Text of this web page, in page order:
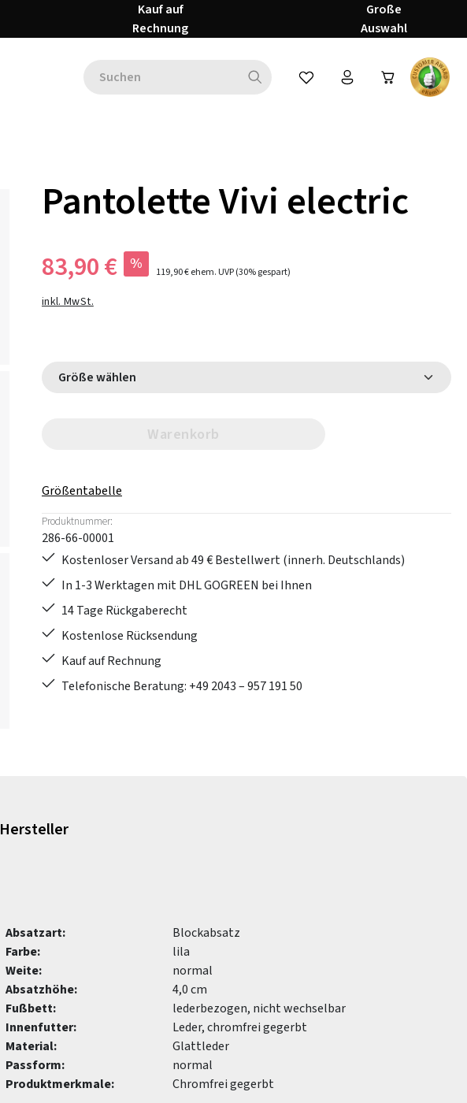
Kauf auf
Rechnung
Große
Auswahl
Du hast 0 Produkte auf dem
Pantolette Vivi electric
83,90 € % 119,90 €ehem. UVP(30% gespart)
inkl. MwSt.
Größe wählen
Warenkorb
Größentabelle
Produktnummer:
286-66-00001
Kostenloser Versand ab 49 € Bestellwert (innerh. Deutschlands)
In 1-3 Werktagen mit DHL GOGREEN bei Ihnen
14 Tage Rückgaberecht
Kostenlose Rücksendung
Kauf auf Rechnung
Telefonische Beratung: +49 2043 – 957 191 50
Hersteller
Absatzart:
Blockabsatz
Farbe:
lila
Weite:
normal
Absatzhöhe:
4,0 cm
Fußbett:
lederbezogen, nicht wechselbar
Innenfutter:
Leder, chromfrei gegerbt
Material:
Glattleder
Passform:
normal
Produktmerkmale:
Chromfrei gegerbt